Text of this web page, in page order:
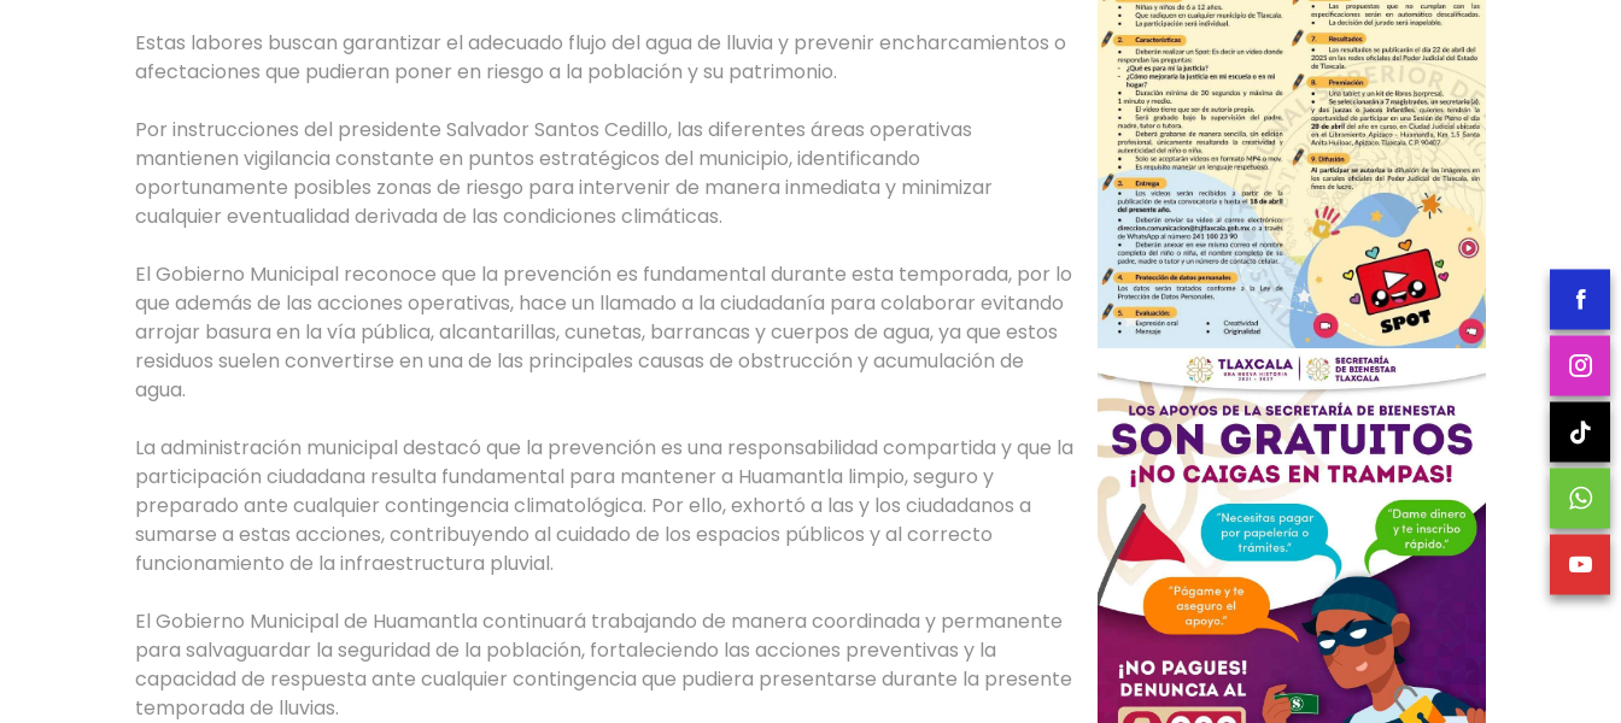
Estas labores buscan garantizar el adecuado flujo del agua de lluvia y prevenir encharcamientos o
afectaciones que pudieran poner en riesgo a la población y su patrimonio.
Por instrucciones del presidente Salvador Santos Cedillo, las diferentes áreas operativas
mantienen vigilancia constante en puntos estratégicos del municipio, identificando
oportunamente posibles zonas de riesgo para intervenir de manera inmediata y minimizar
cualquier eventualidad derivada de las condiciones climáticas.
El Gobierno Municipal reconoce que la prevención es fundamental durante esta temporada, por lo
que además de las acciones operativas, hace un llamado a la ciudadanía para colaborar evitando
arrojar basura en la vía pública, alcantarillas, cunetas, barrancas y cuerpos de agua, ya que estos
residuos suelen convertirse en una de las principales causas de obstrucción y acumulación de
agua.
La administración municipal destacó que la prevención es una responsabilidad compartida y que la
participación ciudadana resulta fundamental para mantener a Huamantla limpio, seguro y
preparado ante cualquier contingencia climatológica. Por ello, exhortó a las y los ciudadanos a
sumarse a estas acciones, contribuyendo al cuidado de los espacios públicos y al correcto
funcionamiento de la infraestructura pluvial.
El Gobierno Municipal de Huamantla continuará trabajando de manera coordinada y permanente
para salvaguardar la seguridad de la población, fortaleciendo las acciones preventivas y la
capacidad de respuesta ante cualquier contingencia que pudiera presentarse durante la presente
temporada de lluvias.